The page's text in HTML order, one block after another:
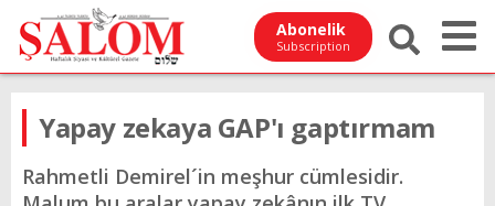
Abonelik
Subscription
Yapay zekaya GAP'ı gaptırmam
Rahmetli Demirel´in meşhur cümlesidir.